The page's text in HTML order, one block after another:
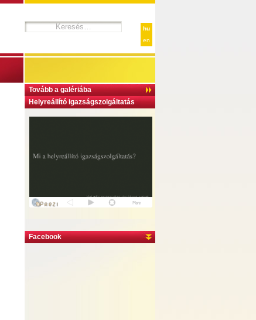
hu
en
Tovább a galériába
Helyreállító igazságszolgáltatás
Facebook